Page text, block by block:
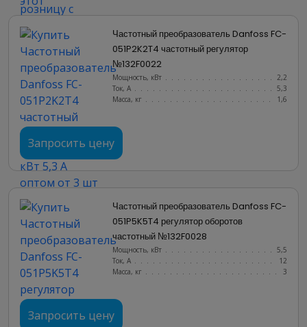
Частотный преобразователь Danfoss FC-
051P2K2T4 частотный регулятор
№132F0022
Мощность, кВт
2,2
Ток, А
5,3
Масса, кг
1,6
Запросить цену
Частотный преобразователь Danfoss FC-
051P5K5T4 регулятор оборотов
частотный №132F0028
Мощность, кВт
5,5
Ток, А
12
Масса, кг
3
Запросить цену